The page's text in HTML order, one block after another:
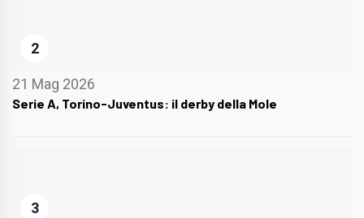
2
21 Mag 2026
Serie A, Torino-Juventus: il derby della Mole
3